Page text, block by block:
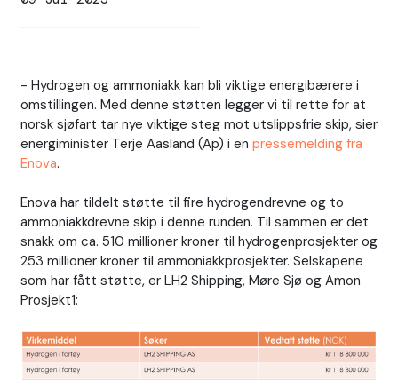
- Hydrogen og ammoniakk kan bli viktige energibærere i
omstillingen. Med denne støtten legger vi til rette for at
norsk sjøfart tar nye viktige steg mot utslippsfrie skip, sier
energiminister Terje Aasland (Ap) i en pressemelding fra
Enova.
Enova har tildelt støtte til fire hydrogendrevne og to
ammoniakkdrevne skip i denne runden. Til sammen er det
snakk om ca. 510 millioner kroner til hydrogenprosjekter og
253 millioner kroner til ammoniakkprosjekter. Selskapene
som har fått støtte, er LH2 Shipping, Møre Sjø og Amon
Prosjekt1: